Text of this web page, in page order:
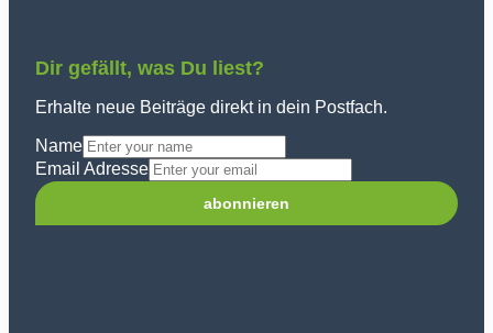
Dir gefällt, was Du liest?
Erhalte neue Beiträge direkt in dein Postfach.
Name
Email Adresse